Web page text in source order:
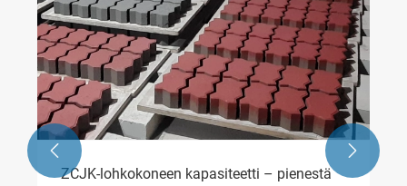
ZCJK-lohkokoneen kapasiteetti – pienestä
 